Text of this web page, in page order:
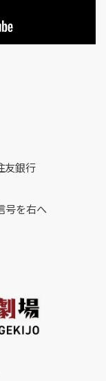
友銀行
号を右へ